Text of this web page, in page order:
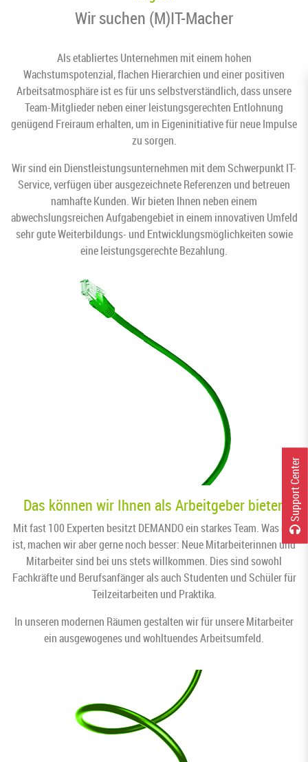
S
u
p
p
o
r
t
C
e
n
t
e
r
Wir suchen (M)IT-Macher
Als etabliertes Unternehmen mit einem hohen
Wachstumspotenzial, flachen Hierarchien und einer positiven
Arbeitsatmosphäre ist es für uns selbstverständlich, dass unsere
Team-Mitglieder neben einer leistungsgerechten Entlohnung
genügend Freiraum erhalten, um in Eigeninitiative für neue Impulse
zu sorgen.
Wir sind ein Dienstleistungsunternehmen mit dem Schwerpunkt IT-
Service, verfügen über ausgezeichnete Referenzen und betreuen
namhafte Kunden. Wir bieten Ihnen neben einem
abwechslungsreichen Aufgabengebiet in einem innovativen Umfeld
sehr gute Weiterbildungs- und Entwicklungsmöglichkeiten sowie
eine leistungsgerechte Bezahlung.
Das können wir Ihnen als Arbeitgeber bieten
Mit fast 100 Experten besitzt DEMANDO ein starkes Team. Was gut
ist, machen wir aber gerne noch besser: Neue Mitarbeiterinnen und
Mitarbeiter sind bei uns stets willkommen. Dies sind sowohl
Fachkräfte und Berufsanfänger als auch Studenten und Schüler für
Teilzeitarbeiten und Praktika.
In unseren modernen Räumen gestalten wir für unsere Mitarbeiter
ein ausgewogenes und wohltuendes Arbeitsumfeld.